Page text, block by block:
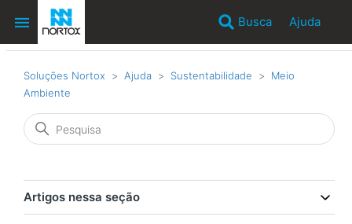
Busca Ajuda
Soluções Nortox Ajuda Sustentabilidade
Meio
Ambiente
Artigos nessa seção